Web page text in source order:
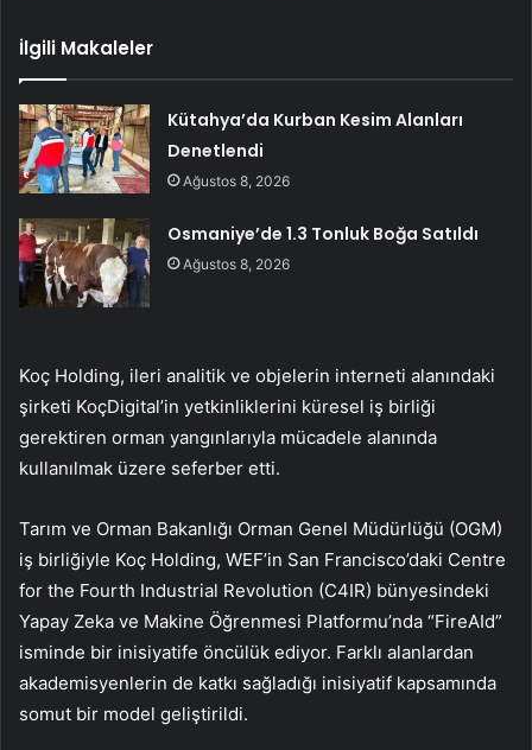
İlgili Makaleler
Kütahya’da Kurban Kesim Alanları
Denetlendi
Ağustos 8, 2026
Osmaniye’de 1.3 Tonluk Boğa Satıldı
Ağustos 8, 2026
Koç Holding, ileri analitik ve objelerin interneti alanındaki
şirketi KoçDigital’in yetkinliklerini küresel iş birliği
gerektiren orman yangınlarıyla mücadele alanında
kullanılmak üzere seferber etti.
Tarım ve Orman Bakanlığı Orman Genel Müdürlüğü (OGM)
iş birliğiyle Koç Holding, WEF’in San Francisco’daki Centre
for the Fourth Industrial Revolution (C4IR) bünyesindeki
Yapay Zeka ve Makine Öğrenmesi Platformu’nda “FireAId”
isminde bir inisiyatife öncülük ediyor. Farklı alanlardan
akademisyenlerin de katkı sağladığı inisiyatif kapsamında
somut bir model geliştirildi.